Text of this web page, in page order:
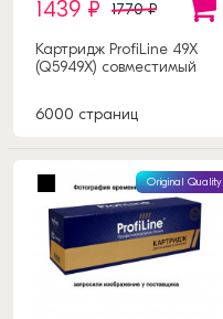
1439 ₽ 1770 ₽
Картридж ProfiLine 49X
(Q5949X) совместимый
6000 страниц
Original Quality